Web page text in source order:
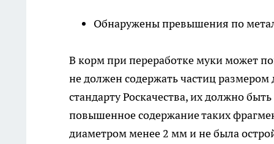
Обнаружены превышения по
В корм при переработке муки может
не должен содержать частиц
стандарту Роскачества, их должно
повышенное содержание таких
диаметром менее 2 мм и не была